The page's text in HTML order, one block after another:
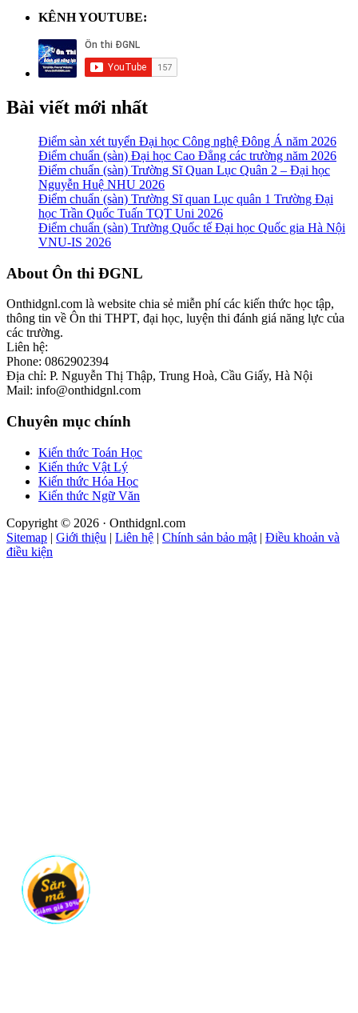
KÊNH YOUTUBE:
Bài viết mới nhất
Điểm sàn xét tuyển Đại học Công nghệ Đông Á năm 2026
Điểm chuẩn (sàn) Đại học Cao Đẳng các trường năm 2026
Điểm chuẩn (sàn) Trường Sĩ Quan Lục Quân 2 – Đại học
Nguyễn Huệ NHU 2026
Điểm chuẩn (sàn) Trường Sĩ quan Lục quân 1 Trường Đại
học Trần Quốc Tuấn TQT Uni 2026
Điểm chuẩn (sàn) Trường Quốc tế Đại học Quốc gia Hà Nội
VNU-IS 2026
Footer
About Ôn thi ĐGNL
Onthidgnl.com là website chia sẻ miễn phí các kiến thức học tập,
thông tin về Ôn thi THPT, đại học, luyện thi đánh giá năng lực của
các trường.
Liên hệ:
Phone: 0862902394
Địa chỉ: P. Nguyễn Thị Thập, Trung Hoà, Cầu Giấy, Hà Nội
Mail: info@onthidgnl.com
Chuyên mục chính
Kiến thức Toán Học
Kiến thức Vật Lý
Kiến thức Hóa Học
Kiến thức Ngữ Văn
Copyright © 2026 · Onthidgnl.com
Sitemap | Giới thiệu | Liên hệ | Chính sản bảo mật | Điều khoản và
điều kiện